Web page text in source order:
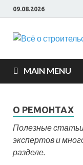
09.08.2026
MAIN MENU
О РЕМОНТАХ
Полезные
экспертов и
разделе.